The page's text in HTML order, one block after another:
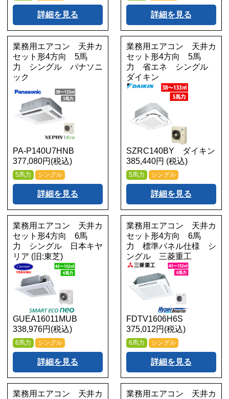
詳細を見る 詳細を見る
業務用エアコン 天井カ
セット形4方向 5馬
力 シングル パナソニ
ック
PA-P140U7HNB
377,080円(税込)
5馬力 シングル
詳細を見る
業務用エアコン 天井カ
セット形4方向 5馬
力 省エネ シングル
ダイキン
SZRC140BY ダイキン
385,440円 (税込)
5馬力 シングル
詳細を見る
業務用エアコン 天井カ
セット形4方向 6馬
力 シングル 日本キヤ
リア (旧:東芝)
GUEA16011MUB
338,976円(税込)
6馬力 シングル
詳細を見る
業務用エアコン 天井カ
セット形4方向 6馬
力 標準パネル仕様 シ
ングル 三菱重工
FDTV1606H6S
375,012円(税込)
6馬力 シングル
詳細を見る
業務用エアコン 天井カ
業務用エアコン 天井カ